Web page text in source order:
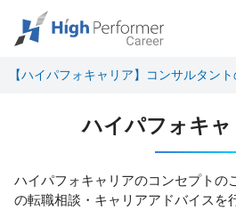
【ハイパフォキャリア】コンサルタン
ハイパフォキ
ハイパフォキャリアのコンセプトの
の転職相談・キャリアアドバイスを